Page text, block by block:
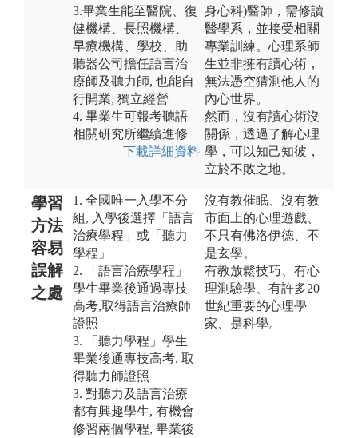
3.畢業生能至醫院、復
健機構、長照機構、
早療機構、學校、助
聽器公司擔任語言治
療師及聽力師, 也能自
行開業, 獨立經營
4. 畢業生可報考聽語
相關研究所繼續進修
下載詳細資料
身心科)醫師，需修讀
醫學系，並接受相關
專業訓練。心理系師
生並非擁有讀心術，
無法憑空猜測他人的
內心世界。
然而，沒有讀心術沒
關係，透過了解心理
學，可以知己知彼，
立於不敗之地。
學習
方法
容易
誤解
之處
1. 全國唯一入學不分
組, 入學後選擇「語言
治療學程」或「聽力
學程」
2. 「語言治療學程」
學生畢業後通過專技
高考,取得語言治療師
證照
3. 「聽力學程」學生
畢業後通專技高考, 取
得聽力師證照
3. 對聽力及語言治療
都有興趣學生, 有機會
修習兩個學程, 畢業後
沒有教催眠、沒有教
市面上的心理遊戲、
不只有佛洛伊德、不
是玄學。
有教放鬆技巧、有心
理測驗學、有許多20
世紀重要的心理學
家、是科學。